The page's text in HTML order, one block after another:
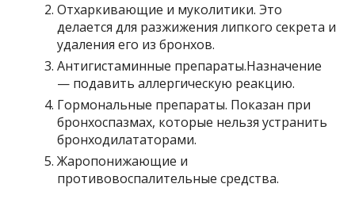
Отхаркивающие и муколитики. Это
делается для разжижения липкого секрета и
удаления его из бронхов.
Антигистаминные препараты.Назначение
— подавить аллергическую реакцию.
Гормональные препараты. Показан при
бронхоспазмах, которые нельзя устранить
бронходилататорами.
Жаропонижающие и
противовоспалительные средства.